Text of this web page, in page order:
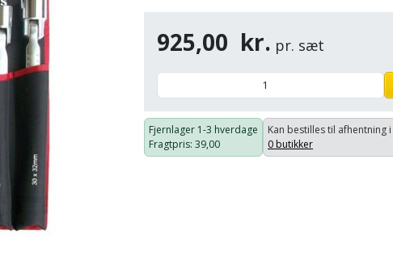
925,00 kr. pr. sæt
Fjernlager 1-3 hverdage
Fragtpris: 39,00
Kan bestilles til afhentning i
0 butikker